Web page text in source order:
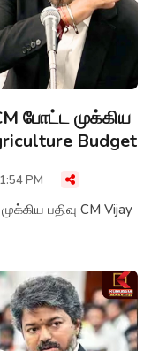
போட்ட முக்கிய
Budget
PM
CM Vijay